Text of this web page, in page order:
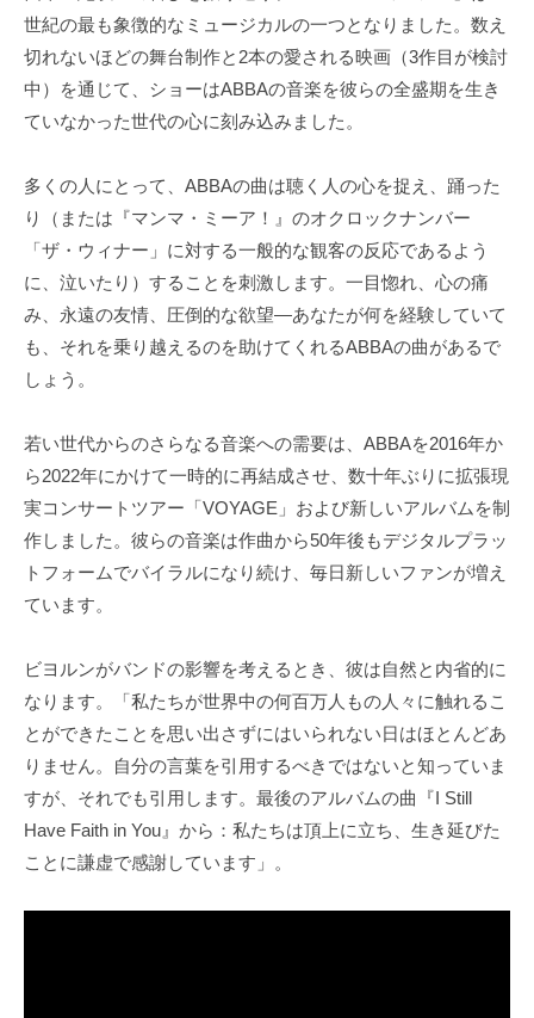
世紀の最も象徴的なミュージカルの一つとなりました。数え
切れないほどの舞台制作と2本の愛される映画（3作目が検討
中）を通じて、ショーはABBAの音楽を彼らの全盛期を生き
ていなかった世代の心に刻み込みました。
多くの人にとって、ABBAの曲は聴く人の心を捉え、踊った
り（または『マンマ・ミーア！』のオクロックナンバー
「ザ・ウィナー」に対する一般的な観客の反応であるよう
に、泣いたり）することを刺激します。一目惚れ、心の痛
み、永遠の友情、圧倒的な欲望—あなたが何を経験していて
も、それを乗り越えるのを助けてくれるABBAの曲があるで
しょう。
若い世代からのさらなる音楽への需要は、ABBAを2016年か
ら2022年にかけて一時的に再結成させ、数十年ぶりに拡張現
実コンサートツアー「VOYAGE」および新しいアルバムを制
作しました。彼らの音楽は作曲から50年後もデジタルプラッ
トフォームでバイラルになり続け、毎日新しいファンが増え
ています。
ビヨルンがバンドの影響を考えるとき、彼は自然と内省的に
なります。「私たちが世界中の何百万人もの人々に触れるこ
とができたことを思い出さずにはいられない日はほとんどあ
りません。自分の言葉を引用するべきではないと知っていま
すが、それでも引用します。最後のアルバムの曲『I Still
Have Faith in You』から：私たちは頂上に立ち、生き延びた
ことに謙虚で感謝しています」。